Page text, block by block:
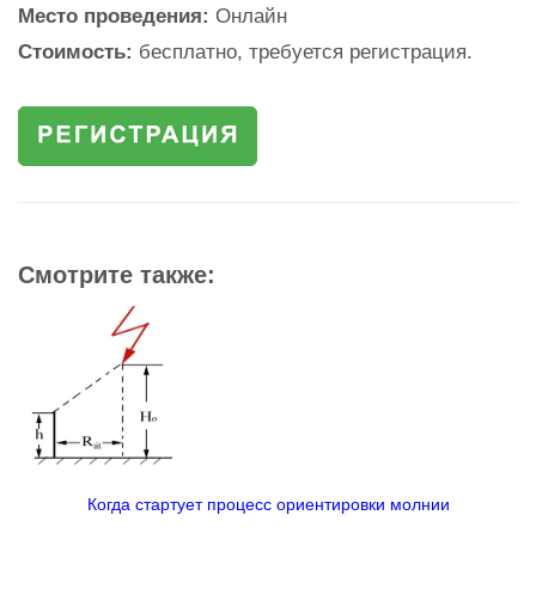
Место проведения: Онлайн
Стоимость: бесплатно, требуется регистрация.
Смотрите также:
Когда стартует процесс ориентировки молнии